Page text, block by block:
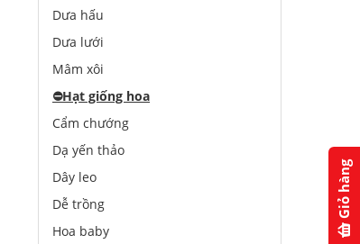
Dưa hấu
Dưa lưới
Mâm xôi
⛔️Hạt giống hoa
Cẩm chướng
Dạ yến thảo
Dây leo
Dễ trồng
Hoa baby
Giỏ hàng